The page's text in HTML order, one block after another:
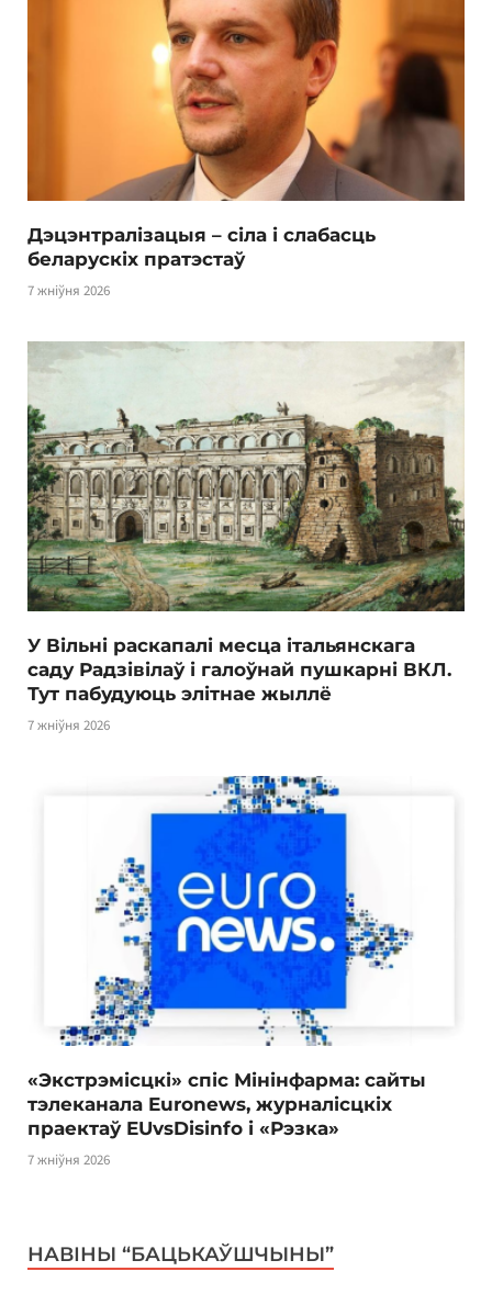
Дэцэнтралізацыя – сіла і слабасць
беларускіх пратэстаў
7 жніўня 2026
У Вільні раскапалі месца італьянскага
саду Радзівілаў і галоўнай пушкарні ВКЛ.
Тут пабудуюць элітнае жыллё
7 жніўня 2026
«Экстрэмісцкі» спіс Мінінфарма: сайты
тэлеканала Euronews, журналісцкіх
праектаў EUvsDisinfo і «Рэзка»
7 жніўня 2026
НАВІНЫ “БАЦЬКАЎШЧЫНЫ”